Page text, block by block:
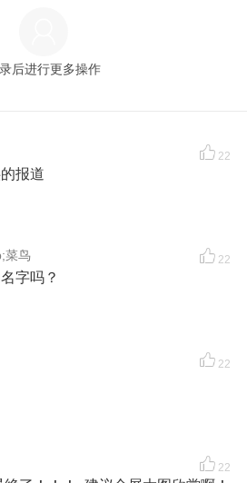
后进行更多操作
22
报道
菜鸟 22
字吗？
22
22